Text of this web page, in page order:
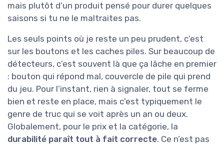
mais plutôt d’un produit pensé pour durer quelques
saisons si tu ne le maltraites pas.
Les seuls points où je reste un peu prudent, c’est
sur les boutons et les caches piles. Sur beaucoup de
détecteurs, c’est souvent là que ça lâche en premier
: bouton qui répond mal, couvercle de pile qui prend
du jeu. Pour l’instant, rien à signaler, tout se ferme
bien et reste en place, mais c’est typiquement le
genre de truc qui se voit après un an ou deux.
Globalement, pour le prix et la catégorie, la
durabilité paraît tout à fait correcte. Ce n’est pas